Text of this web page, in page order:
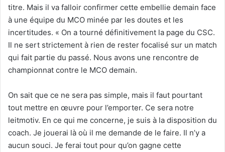
titre. Mais il va falloir confirmer cette embellie demain face
à une équipe du MCO minée par les doutes et les
incertitudes. « On a tourné définitivement la page du CSC.
Il ne sert strictement à rien de rester focalisé sur un match
qui fait partie du passé. Nous avons une rencontre de
championnat contre le MCO demain.
On sait que ce ne sera pas simple, mais il faut pourtant
tout mettre en œuvre pour l’emporter. Ce sera notre
leitmotiv. En ce qui me concerne, je suis à la disposition du
coach. Je jouerai là où il me demande de le faire. Il n’y a
aucun souci. Je ferai tout pour qu’on gagne cette